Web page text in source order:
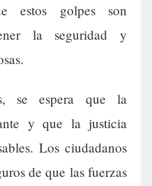
estos golpes son
la seguridad y
se espera que la
y que la justicia
Los ciudadanos
de que las fuerzas